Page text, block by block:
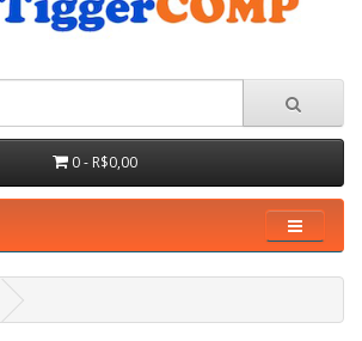
0 - R$0,00